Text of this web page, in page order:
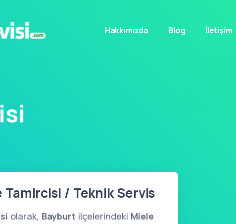
Hakkımızda Blog İletişim
/ Teknik Servis
olarak, Bayburt ilçelerindeki Miele